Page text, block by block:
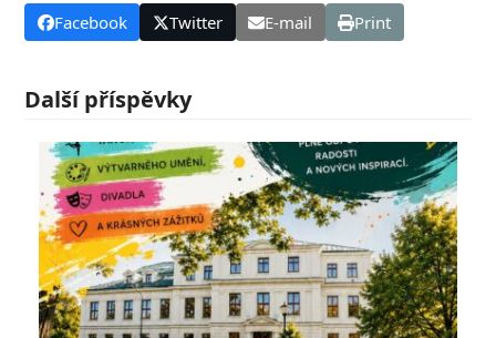
Facebook Twitter E-mail Print
Další příspěvky